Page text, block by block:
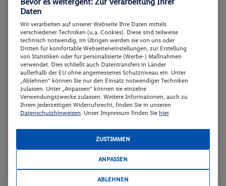
Mom Tri's Villa Royale Phuket
100%
Thailand - Thailand - Kata Noi Beach
Inkl. Flug,Frühstück
1076.-
/ 2152 € Gesamt
5 ★ Sterne Suite Strand
Daten
Wir verarbeiten auf unserer Webseite Ihre Daten mittels
verschiedener Techniken (u.a. Cookies). Diese sind teilweise
technisch notwendig, im Übrigen werden sie von uns oder
Dritten für komfortable Webseiteneinstellungen, zur Erstellung
von Statistiken oder für personalisierte (Werbe-) Maßnahmen
verwendet. Dies schließt auch Datentransfers in Länder
außerhalb der EU ohne angemessenes Schutzniveau ein. Unter
„Ablehnen“ können Sie nur den Einsatz notwendiger Techniken
zulassen. Unter „Anpassen“ können sie einzelne
Verwendungszwecke zulassen. Weitere Informationen, auch zu
Ihrem jederzeitigen Widerrufsrecht, finden Sie in unseren
Datenschutzhinweisen. Unser Impressum finden Sie hier.
ZUSTIMMEN
ANPASSEN
ABLEHNEN